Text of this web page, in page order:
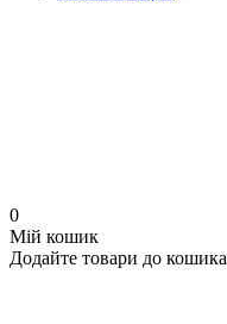
0
Мій кошик
Додайте товари до кошика